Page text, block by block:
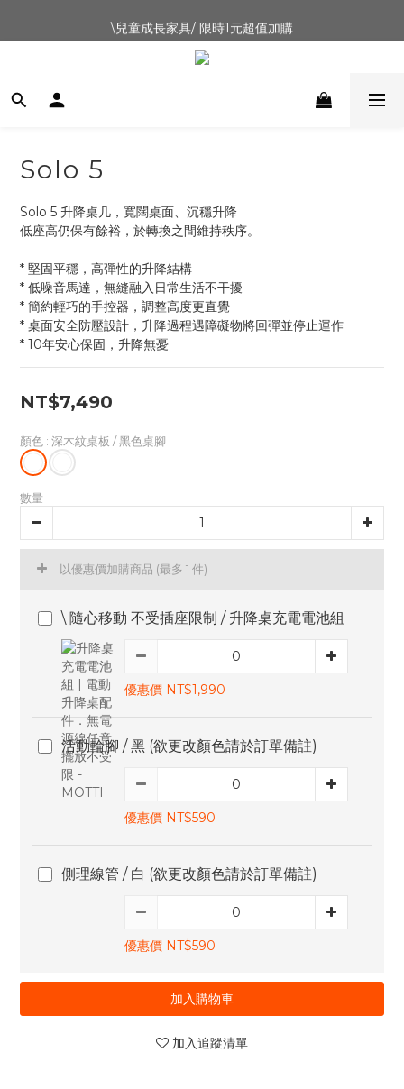
新會員首購禮500元
\兒童成長家具/ 限時1元超值加購
07.28-08.09 感爸Day 88節優惠｜升降桌9折
Solo 5
Solo 5 升降桌几，寬闊桌面、沉穩升降
低座高仍保有餘裕，於轉換之間維持秩序。
* 堅固平穩，高彈性的升降結構
* 低噪音馬達，無縫融入日常生活不干擾
* 簡約輕巧的手控器，調整高度更直覺
* 桌面安全防壓設計，升降過程遇障礙物將回彈並停止運作
* 10年安心保固，升降無憂
NT$7,490
顏色 : 深木紋桌板 / 黑色桌腳
數量
以優惠價加購商品 (最多 1 件)
\ 隨心移動 不受插座限制 / 升降桌充電電池組
優惠價 NT$1,990
活動輪腳 / 黑 (欲更改顏色請於訂單備註)
優惠價 NT$590
側理線管 / 白 (欲更改顏色請於訂單備註)
優惠價 NT$590
加入購物車
加入追蹤清單